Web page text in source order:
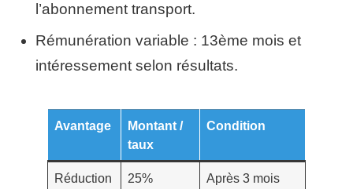
l’abonnement transport.
Rémunération variable : 13ème mois et
intéressement selon résultats.
Avantage
Montant /
taux
Condition
Réduction
25%
Après 3 mois